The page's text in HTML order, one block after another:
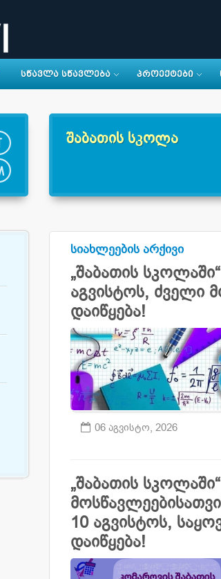
ᲡᲬᲐᲕᲚᲐ ᲡᲬᲐᲕᲚᲔᲑᲐ ᲞᲠᲝᲔᲥᲢᲔᲑᲘ
შაბათის სკოლა
სიახლეების არქივი
„შაბათის
აგვისტოს, ძველი
დაიწყება!
06 აგვისტო, 2026
„შაბათის
10 აგვისტოს,
დაიწყება!